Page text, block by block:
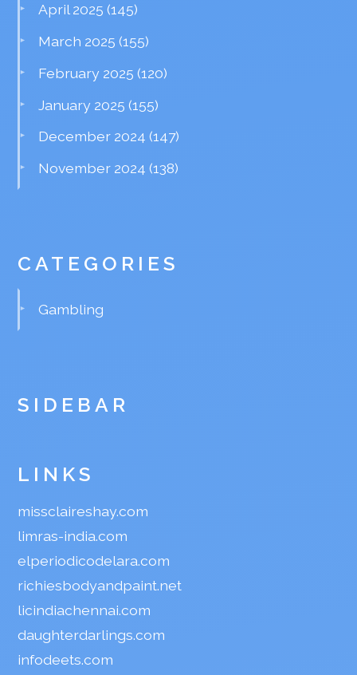
April 2025 (145)
March 2025 (155)
February 2025 (120)
January 2025 (155)
December 2024 (147)
November 2024 (138)
CATEGORIES
Gambling
SIDEBAR
LINKS
missclaireshay.com
limras-india.com
elperiodicodelara.com
richiesbodyandpaint.net
licindiachennai.com
daughterdarlings.com
infodeets.com